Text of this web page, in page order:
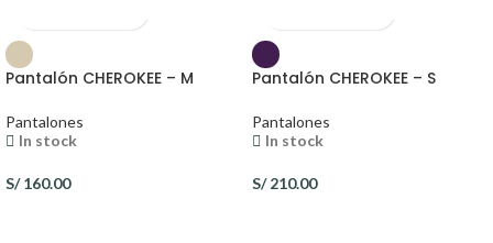
Pantalón CHEROKEE – M
Pantalones
In stock
S/160.00
Pantalón CHEROKEE – S
Pantalones
In stock
S/210.00